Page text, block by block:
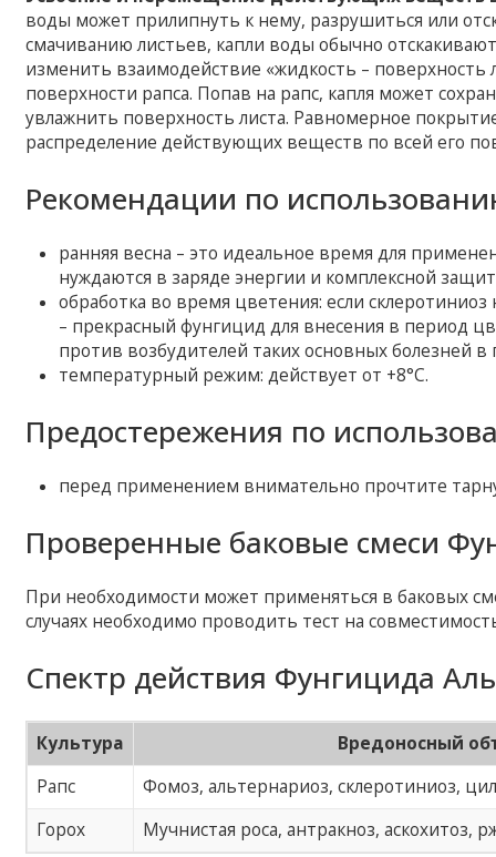
воды может прилипнуть к нему, разрушиться или
смачиванию листьев, капли воды обычно
изменить взаимодействие «жидкость – поверхность
поверхности рапса. Попав на рапс, капля может
увлажнить поверхность листа. Равномерное
распределение действующих веществ по всей его
Рекомендации по
ранняя весна – это идеальное время для
нуждаются в заряде энергии и комплексной
обработка во время цветения: если
– прекрасный фунгицид для внесения в период
против возбудителей таких основных болезней
температурный режим: действует от +8°C.
Предостережения по
перед применением внимательно прочтите
Проверенные баковые смеси
При необходимости может применяться в баковых
случаях необходимо проводить тест на
Спектр действия Фунгицида
Культура
Вредоносный
Рапс
Фомоз, альтернариоз, склеротиниоз,
Горох
Мучнистая роса, антракноз, аскохитоз,